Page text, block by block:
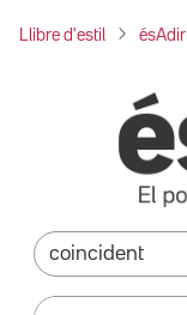
Llibre d'estil ésAdir